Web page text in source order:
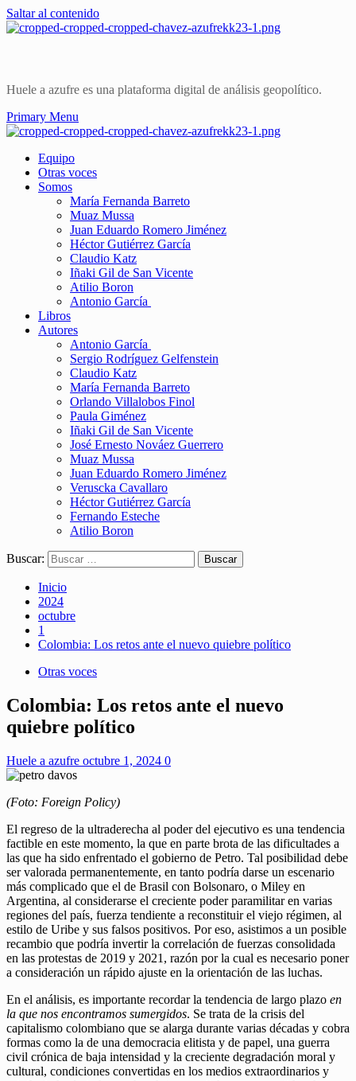
Saltar al contenido
Huele a azufre es una plataforma digital de análisis geopolítico.
Primary Menu
Equipo
Otras voces
Somos
María Fernanda Barreto
Muaz Mussa
Juan Eduardo Romero Jiménez
Héctor Gutiérrez García
Claudio Katz
Iñaki Gil de San Vicente
Atilio Boron
Antonio García
Libros
Autores
Antonio García
Sergio Rodríguez Gelfenstein
Claudio Katz
María Fernanda Barreto
Orlando Villalobos Finol
Paula Giménez
Iñaki Gil de San Vicente
José Ernesto Nováez Guerrero
Muaz Mussa
Juan Eduardo Romero Jiménez
Veruscka Cavallaro
Héctor Gutiérrez García
Fernando Esteche
Atilio Boron
Buscar:
Inicio
2024
octubre
1
Colombia: Los retos ante el nuevo quiebre político
Otras voces
Colombia: Los retos ante el nuevo
quiebre político
Huele a azufre octubre 1, 2024 0
(Foto: Foreign Policy)
El regreso de la ultraderecha al poder del ejecutivo es una tendencia
factible en este momento, la que en parte brota de las dificultades a
las que ha sido enfrentado el gobierno de Petro. Tal posibilidad debe
ser valorada permanentemente, en tanto podría darse un escenario
más complicado que el de Brasil con Bolsonaro, o Miley en
Argentina, al considerarse el creciente poder paramilitar en varias
regiones del país, fuerza tendiente a reconstituir el viejo régimen, al
estilo de Uribe y sus falsos positivos. Por eso, asistimos a un posible
recambio que podría invertir la correlación de fuerzas consolidada
en las protestas de 2019 y 2021, razón por la cual es necesario poner
a consideración un rápido ajuste en la orientación de las luchas.
En el análisis, es importante recordar la tendencia de largo plazo en
la que nos encontramos sumergidos. Se trata de la crisis del
capitalismo colombiano que se alarga durante varias décadas y cobra
formas como la de una democracia elitista y de papel, una guerra
civil crónica de baja intensidad y la creciente degradación moral y
cultural, condiciones convertidas en los medios extraordinarios y